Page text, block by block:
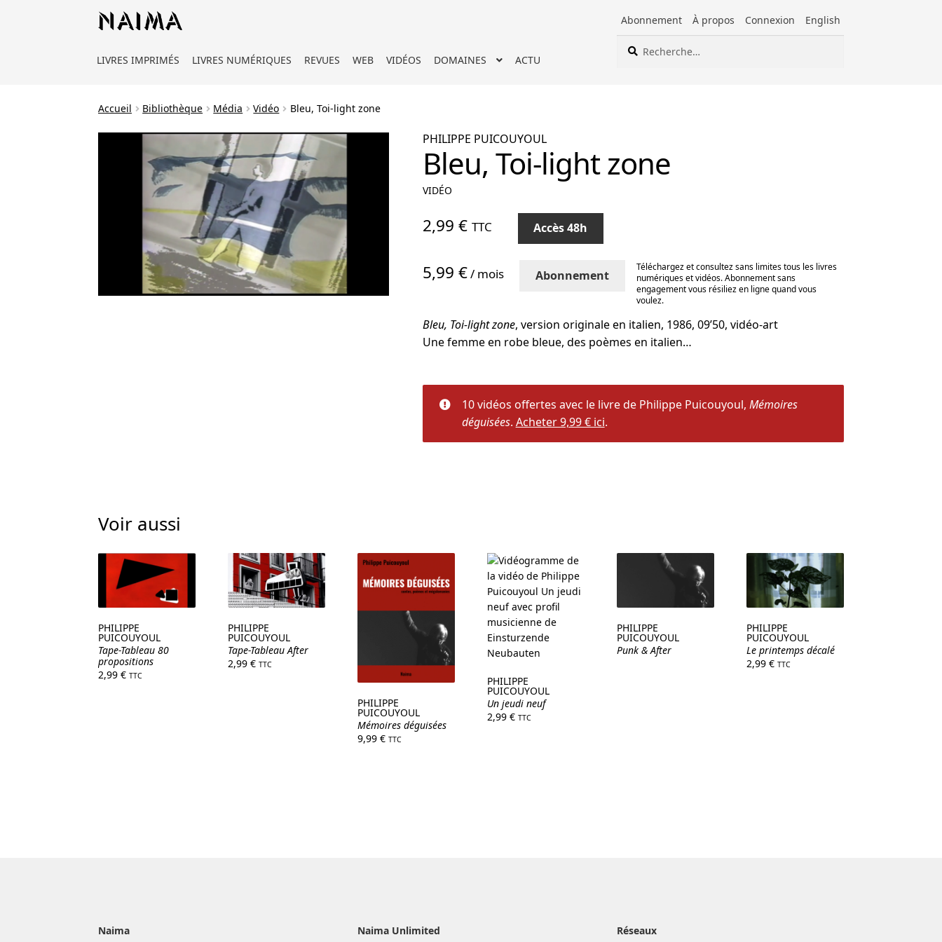
Abonnement À propos Connexion English
LIVRES IMPRIMÉS LIVRES NUMÉRIQUES REVUES WEB VIDÉOS DOMAINES ACTU
Recherche
pour :
Accueil Bibliothèque Média Vidéo Bleu, Toi-light zone
PHILIPPE PUICOUYOUL
Bleu, Toi-light zone
VIDÉO
2,99 € TTC
quantité
Accès 48h
5,99 €/ mois Abonnement
Téléchargez et consultez sans limites tous les livres
numériques et vidéos. Abonnement sans
engagement vous résiliez en ligne quand vous
voulez.
Bleu, Toi-light zone, version originale en italien, 1986, 09’50, vidéo-art
Une femme en robe bleue, des poèmes en italien…
10 vidéos offertes avec le livre de Philippe Puicouyoul, Mémoires
déguisées. Acheter 9,99 € ici.
Voir aussi
PHILIPPE
PUICOUYOUL
Tape-Tableau 80
propositions
2,99€ TTC
PHILIPPE
PUICOUYOUL
Tape-Tableau After
2,99€ TTC
PHILIPPE
PUICOUYOUL
Mémoires déguisées
9,99€ TTC
PHILIPPE
PUICOUYOUL
Un jeudi neuf
2,99€ TTC
PHILIPPE
PUICOUYOUL
Punk & After
PHILIPPE
PUICOUYOUL
Le printemps décalé
2,99€ TTC
Naima Naima Unlimited Réseaux
Panneau de gestion des cookies